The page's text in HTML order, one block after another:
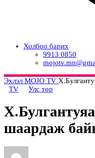
Холбоо барих
9913 0850
Эхлэл MOJO TV
TV
Улс төр
шаардаж